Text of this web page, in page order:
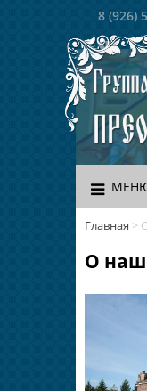
8 (926)
Главная >
О